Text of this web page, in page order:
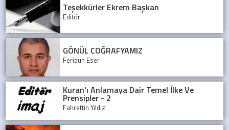
Teşekkürler Ekrem Başkan
Editör
GÖNÜL COĞRAFYAMIZ
Feridun Eser
Kuran'ı Anlamaya Dair Temel İlke Ve
Prensipler - 2
Fahrettin Yıldız